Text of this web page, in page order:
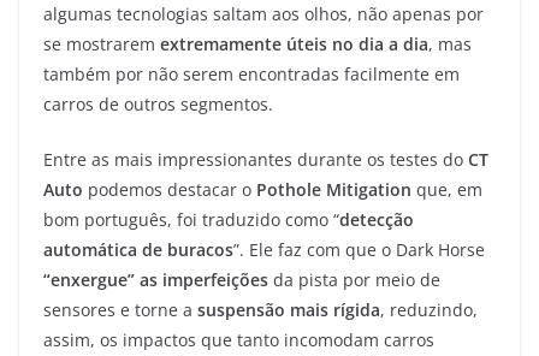
algumas tecnologias saltam aos olhos, não apenas por
se mostrarem extremamente úteis no dia a dia, mas
também por não serem encontradas facilmente em
carros de outros segmentos.
Entre as mais impressionantes durante os testes do CT
Auto podemos destacar o Pothole Mitigation que, em
bom português, foi traduzido como “detecção
automática de buracos”. Ele faz com que o Dark Horse
“enxergue” as imperfeições da pista por meio de
sensores e torne a suspensão mais rígida, reduzindo,
assim, os impactos que tanto incomodam carros